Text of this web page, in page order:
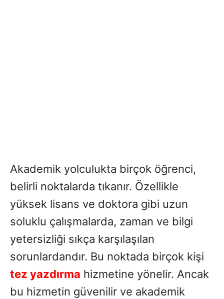
Akademik yolculukta birçok öğrenci,
belirli noktalarda tıkanır. Özellikle
yüksek lisans ve doktora gibi uzun
soluklu çalışmalarda, zaman ve bilgi
yetersizliği sıkça karşılaşılan
sorunlardandır. Bu noktada birçok kişi
tez yazdırma hizmetine yönelir. Ancak
bu hizmetin güvenilir ve akademik